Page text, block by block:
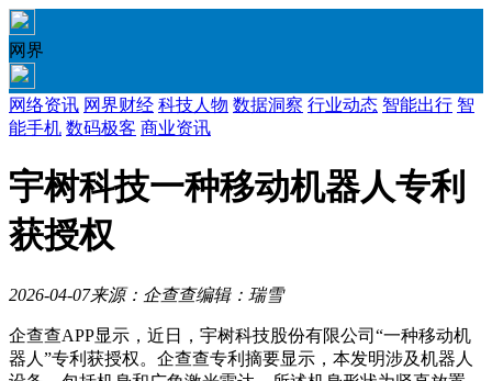
网界
网络资讯 网界财经 科技人物 数据洞察 行业动态 智能出行 智
能手机 数码极客 商业资讯
宇树科技一种移动机器人专利
获授权
2026-04-07来源：企查查编辑：瑞雪
企查查APP显示，近日，宇树科技股份有限公司“一种移动机
器人”专利获授权。企查查专利摘要显示，本发明涉及机器人